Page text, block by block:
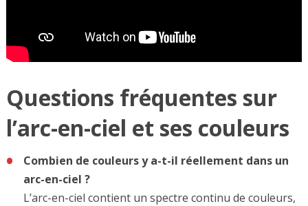
Questions fréquentes sur
l’arc-en-ciel et ses couleurs
Combien de couleurs y a-t-il réellement dans un
arc-en-ciel ?
L’arc-en-ciel contient un spectre continu de couleurs,